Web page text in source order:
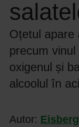
Oțetul apare
precum
oxigenul și
alcoolul în
Autor: Eisberg